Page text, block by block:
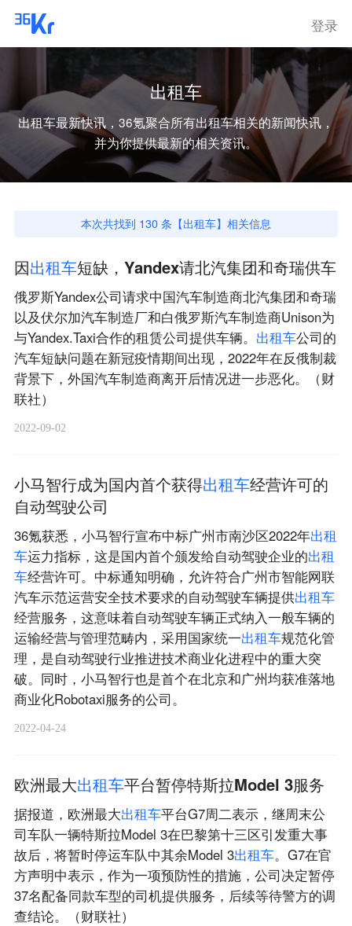
登录
出租车
出租车最新快讯，36氪聚合所有出租车相关的新闻快讯，
并为你提供最新的相关资讯。
本次共找到 130 条【出租车】相关信息
因出租车短缺，Yandex请北汽集团和奇瑞供车
俄罗斯Yandex公司请求中国汽车制造商北汽集团和奇瑞
以及伏尔加汽车制造厂和白俄罗斯汽车制造商Unison为
与Yandex.Taxi合作的租赁公司提供车辆。 出租车公司的
汽车短缺问题在新冠疫情期间出现，2022年在反俄制裁
背景下，外国汽车制造商离开后情况进一步恶化。（财
联社）
2022-09-02
小马智行成为国内首个获得出租车经营许可的
自动驾驶公司
36氪获悉，小马智行宣布中标广州市南沙区2022年出租
车运力指标，这是国内首个颁发给自动驾驶企业的出租
车经营许可。中标通知明确，允许符合广州市智能网联
汽车示范运营安全技术要求的自动驾驶车辆提供出租车
经营服务，这意味着自动驾驶车辆正式纳入一般车辆的
运输经营与管理范畴内，采用国家统一出租车规范化管
理，是自动驾驶行业推进技术商业化进程中的重大突
破。同时，小马智行也是首个在北京和广州均获准落地
商业化Robotaxi服务的公司。
2022-04-24
欧洲最大出租车平台暂停特斯拉Model 3服务
据报道，欧洲最大出租车平台G7周二表示，继周末公
司车队一辆特斯拉Model 3在巴黎第十三区引发重大事
故后，将暂时停运车队中其余Model 3出租车。G7在官
方声明中表示，作为一项预防性的措施，公司决定暂停
37名配备同款车型的司机提供服务，后续等待警方的调
查结论。（财联社）